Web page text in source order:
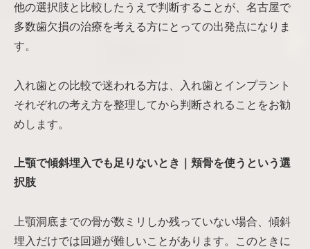
他の選択肢と比較したうえで判断することが、名古屋で
多数歯欠損の治療を考える方にとっての出発点になりま
す。
入れ歯との比較で迷われる方は、入れ歯とインプラント
それぞれの考え方を整理してから判断されることをお勧
めします。
上顎で傾斜埋入でも足りないとき｜頬骨を使うという選
択肢
上顎洞底までの骨が数ミリしか残っていない場合、傾斜
埋入だけでは回避が難しいことがあります。このときに